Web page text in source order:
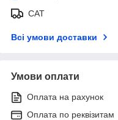
САТ
Всі умови доставки
Умови оплати
Оплата на рахунок
Оплата по реквізитам